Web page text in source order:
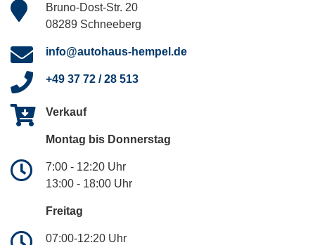
Bruno-Dost-Str. 20
08289 Schneeberg
info@autohaus-hempel.de
+49 37 72 / 28 513
Verkauf
Montag bis Donnerstag
7:00 - 12:20 Uhr
13:00 - 18:00 Uhr
Freitag
07:00-12:20 Uhr